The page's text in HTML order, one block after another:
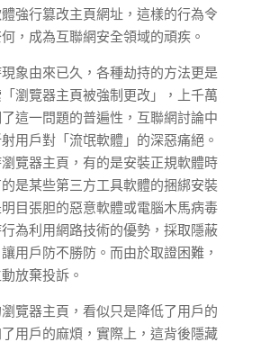
強行篡改主頁網址，這樣的行為令
，成為互聯網安全領域的頑疾。
象由來已久，各種劫持的方法更是
瀏覽器主頁被強制更改」，上千萬
這一問題的普遍性，互聯網討論中
用戶對「流氓軟體」的深惡痛絕。
覽器主頁，有的是安裝正規軟體時
是某些第三方工具軟體的捆綁安裝
目張胆的惡意軟體或電腦木馬病毒
為利用網路技術的優勢，採取隱蔽
用戶防不勝防。而由於取證困難，
放棄投訴。
器主頁，看似只是降低了用戶的
了用戶的麻煩，實際上，這背後隱藏